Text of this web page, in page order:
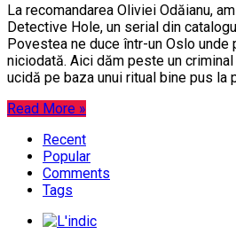
La recomandarea Oliviei Odăianu,
Detective Hole, un serial din
Povestea ne duce într-un Oslo unde
niciodată. Aici dăm peste un
ucidă pe baza unui ritual bine pus la
Read More »
Recent
Popular
Comments
Tags